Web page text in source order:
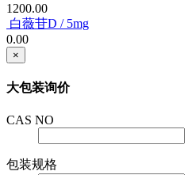
1200.00
白薇苷D / 5mg
0.00
×
大包装询价
CAS NO
包装规格